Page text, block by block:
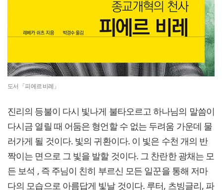
도서 「피에르 비레」
진리의 등불이 다시 빛나게 불타오르고 하나님의 말씀이
다시금 열릴 때 어둠은 형언할 수 없는 두려움 가운데 물
러가게 될 것이다. 빛의 귀환이다. 이 빛은 수천 개의 반
짝이는 면으로 그 빛을 발할 것이다. 그 찬란한 광채는 모
든 보석 , 즉 주님이 친히 부르신 모든 일꾼을 통해 저마
다의 모습으로 아름답게 빛날 것이다. 루터, 츠빙글리, 파